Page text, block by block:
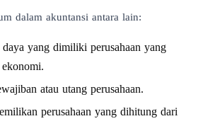
dalam akuntansi antara lain:
daya yang dimiliki perusahaan yang
atau utang perusahaan.
perusahaan yang dihitung dari